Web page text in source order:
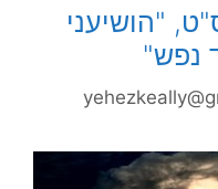
"הושיעני
נפש"